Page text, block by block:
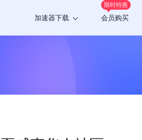
加速器下载
限时特惠
会员购买